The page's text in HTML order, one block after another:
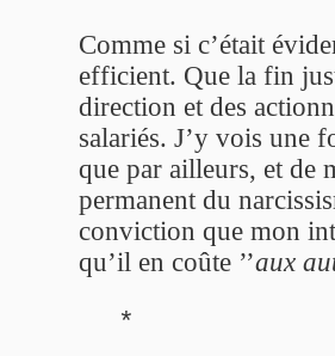
Comme si c’était
efficient. Que la fin
direction et des
salariés. J’y vois une
que par ailleurs, et de
permanent du
conviction que mon
qu’il en coûte ’’aux
*